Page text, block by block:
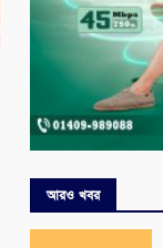
আরও খবর